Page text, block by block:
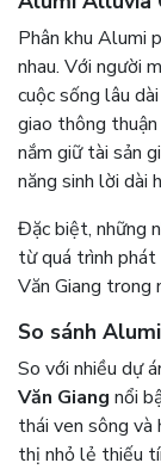
Phân khu Alumi
nhau. Với người
cuộc sống lâu
giao thông
nắm giữ tài sản
năng sinh lời dài
Đặc biệt, những
từ quá trình
Văn Giang trong
So sánh
So với nhiều dự
Văn Giang nổi
thái ven sông và
thị nhỏ lẻ thiếu